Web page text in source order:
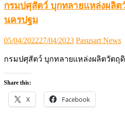
กรมปศุสัตว์ บุกทลายแหล่งผลิต
นครปฐม
Posted
05/04/202227/04/2023 Author
Pasusart News
กรมปศุสัตว์ บุกทลายแหล่งผลิตวัตถุ
Share this:
X Facebook